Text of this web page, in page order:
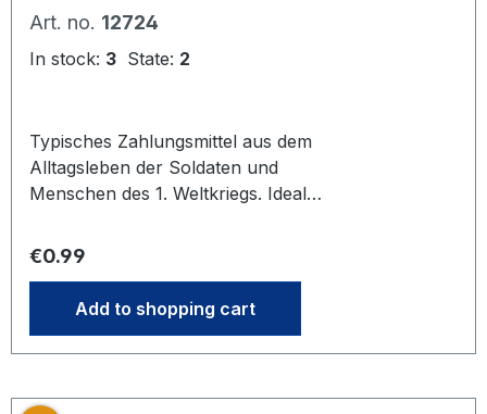
Art. no. 12724
In stock: 3 State: 2
Typisches Zahlungsmittel aus dem
Alltagsleben der Soldaten und
Menschen des 1. Weltkriegs. Ideal
Geldbörse. Gebraucht. Das Foto steht
an gleichwertigen Artikeln gleichen
Zustands. Mehrere bei Bestellung
vorrätig. Es kann daher bei Lieferung
kommen.Preis bezieht sich auf ein
Regular price:
€0.99
Add to shopping cart